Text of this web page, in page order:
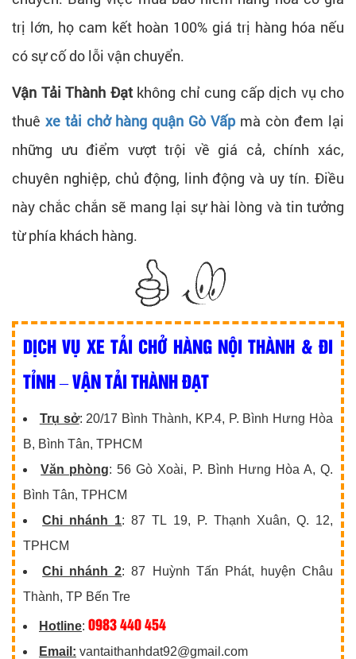
trị lớn, họ cam kết hoàn 100% giá trị hàng hóa nếu
có sự cố do lỗi vận chuyển.
Vận Tải Thành Đạtkhông chỉ cung cấp dịch vụ cho
thuê xe tải chở hàng quận Gò Vấp mà còn đem lại
những ưu điểm vượt trội về giá cả, chính xác,
chuyên nghiệp, chủ động, linh động và uy tín. Điều
này chắc chắn sẽ mang lại sự hài lòng và tin tưởng
từ phía khách hàng.
DỊCH VỤ XE TẢI CHỞ HÀNG NỘI THÀNH & ĐI
TỈNH – VẬN TẢI THÀNH ĐẠT
Trụ sở: 20/17 Bình Thành, KP.4, P. Bình Hưng Hòa
B, Bình Tân, TPHCM
Văn phòng: 56 Gò Xoài, P. Bình Hưng Hòa A, Q.
Bình Tân, TPHCM
Chi nhánh 1: 87 TL 19, P. Thạnh Xuân, Q. 12,
TPHCM
Chi nhánh 2: 87 Huỳnh Tấn Phát, huyện Châu
Thành, TP Bến Tre
Hotline: 0983 440 454
Email: vantaithanhdat92@gmail.com